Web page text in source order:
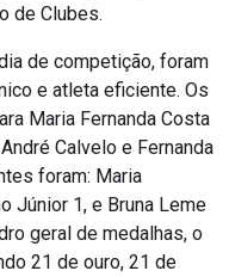
de Clubes.
de competição, foram
e atleta eficiente. Os
Maria Fernanda Costa
Calvelo e Fernanda
foram: Maria
Júnior 1, e Bruna Leme
geral de medalhas, o
21 de ouro, 21 de